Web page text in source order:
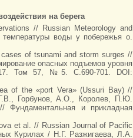
на берега
// Russian Meteorology and
воды у побережья о.
of tsunami and storm surges //
опасных подъемов уровня
Том 57, №5. С.690-701. DOI:
of the «port Vera» (Ussuri Bay) //
Горбунов, А.О., Королев, П.Ю.
Фундаментальная и прикладная
et al. // Russian Journal of Pacific
Курилах / Н.Г. Разжигаева, Л.А.